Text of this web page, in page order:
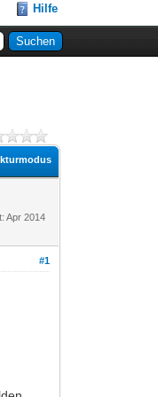
Hilfe
Apr 2014
#1